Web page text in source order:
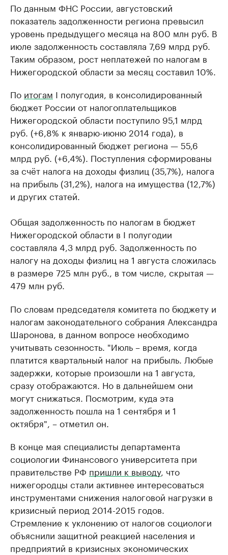
По данным ФНС России, августовский
показатель задолженности региона превысил
уровень предыдущего месяца на 800 млн руб. В
июле задолженность составляла 7,69 млрд руб.
Таким образом, рост неплатежей по налогам в
Нижегородской области за месяц составил 10%.
По итогам I полугодия, в консолидированный
бюджет России от налогоплательщиков
Нижегородской области поступило 95,1 млрд
руб. (+6,8% к январю-июню 2014 года), в
консолидированный бюджет региона — 55,6
млрд руб. (+6,4%). Поступления сформированы
за счёт налога на доходы физлиц (35,7%), налога
на прибыль (31,2%), налога на имущества (12,7%)
и других статей.
Общая задолженность по налогам в бюджет
Нижегородской области в I полугодии
составляла 4,3 млрд руб. Задолженность по
налогу на доходы физлиц на 1 августа сложилась
в размере 725 млн руб., в том числе, скрытая —
479 млн руб.
По словам председателя комитета по бюджету и
налогам законодательного собрания Александра
Шаронова, в данном вопросе необходимо
учитывать сезонность. "Июль – время, когда
платится квартальный налог на прибыль. Любые
задержки, которые произошли на 1 августа,
сразу отображаются. Но в дальнейшем они
могут снижаться. Посмотрим, куда эта
задолженность пошла на 1 сентября и 1
октября", – отметил он.
В конце мая специалисты департамента
социологии Финансового университета при
правительстве РФ пришли к выводу, что
нижегородцы стали активнее интересоваться
инструментами снижения налоговой нагрузки в
кризисный период 2014-2015 годов.
Стремление к уклонению от налогов социологи
объяснили защитной реакцией населения и
предприятий в кризисных экономических